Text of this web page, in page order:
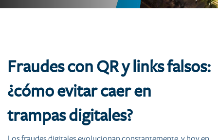
Fraudes con QR y links falsos:
¿cómo evitar caer en
trampas digitales?